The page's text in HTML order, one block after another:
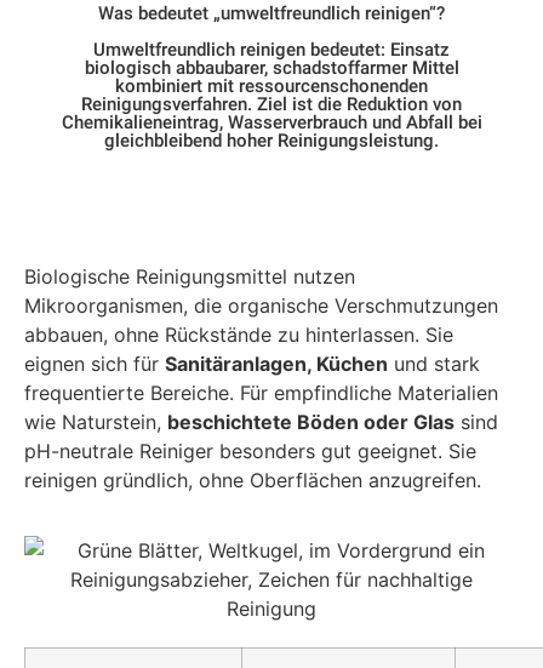
Was bedeutet „umweltfreundlich reinigen“?
Umweltfreundlich reinigen bedeutet: Einsatz
biologisch abbaubarer, schadstoffarmer Mittel
kombiniert mit ressourcenschonenden
Reinigungsverfahren. Ziel ist die Reduktion von
Chemikalieneintrag, Wasserverbrauch und Abfall bei
gleichbleibend hoher Reinigungsleistung.
Biologische Reinigungsmittel nutzen
Mikroorganismen, die organische Verschmutzungen
abbauen, ohne Rückstände zu hinterlassen. Sie
eignen sich für Sanitäranlagen, Küchen und stark
frequentierte Bereiche. Für empfindliche Materialien
wie Naturstein, beschichtete Böden oder Glas sind
pH-neutrale Reiniger besonders gut geeignet. Sie
reinigen gründlich, ohne Oberflächen anzugreifen.